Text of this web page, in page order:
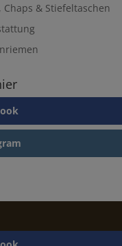
Chaps & Stiefeltaschen